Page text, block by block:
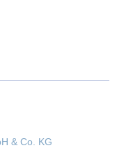
& Co. KG